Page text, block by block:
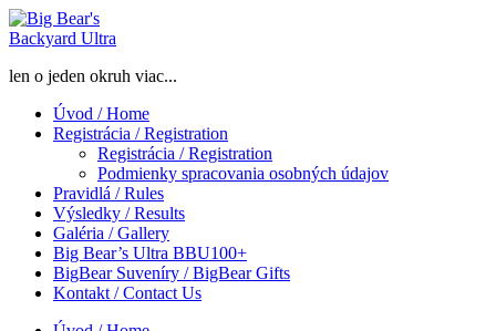
Skip
to
len o jeden okruh viac...
Úvod / Home
Registrácia / Registration
Registrácia / Registration
Podmienky spracovania osobných údajov
Pravidlá / Rules
Výsledky / Results
Galéria / Gallery
Big Bear’s Ultra BBU100+
BigBear Suveníry / BigBear Gifts
Kontakt / Contact Us